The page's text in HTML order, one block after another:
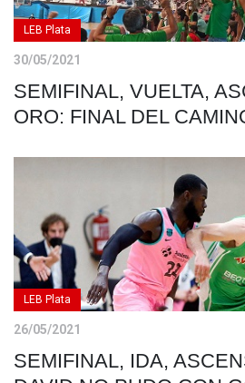
LEB Plata
30/05/2021
SEMIFINAL, VUELTA,
ORO: FINAL DEL
LEB Plata
26/05/2021
SEMIFINAL, IDA,